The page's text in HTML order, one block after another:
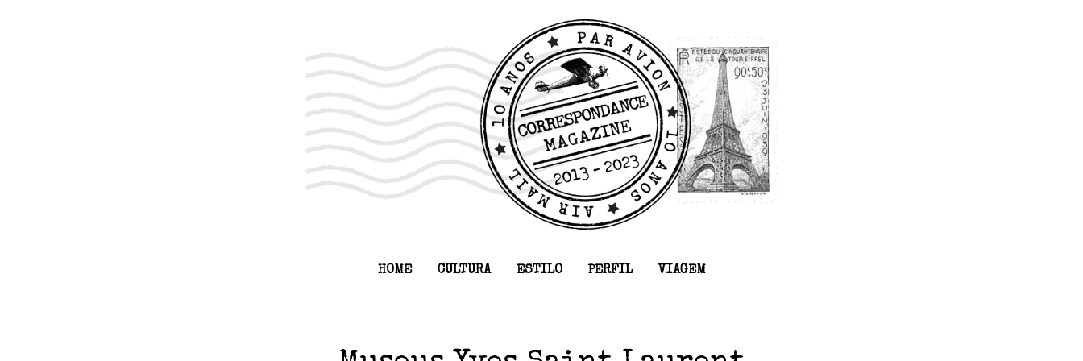
HOME CULTURA ESTILO PERFIL VIAGEM